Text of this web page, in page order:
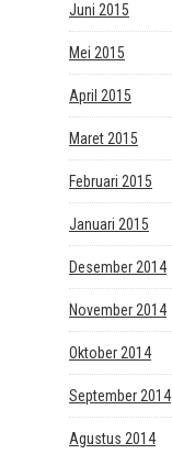
Juni 2015
Mei 2015
April 2015
Maret 2015
Februari 2015
Januari 2015
Desember 2014
November 2014
Oktober 2014
September 2014
Agustus 2014